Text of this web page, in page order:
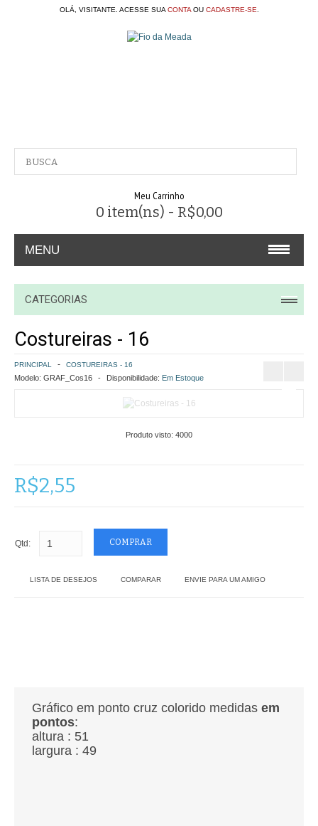
OLÁ, VISITANTE. ACESSE SUA CONTAOU CADASTRE-SE
Meu Carrinho
0 item(ns) - R$0,00
MENU
A EMPRESA
CONTATO
COMO COMPRAR
POLÍTICA DE FRETE GRÁTIS
CONTATO
CATEGORIAS
Costureiras - 16
PRINCIPAL COSTUREIRAS - 16
Modelo: GRAF_Cos16 Disponibilidade: Em Estoque
Produto visto: 4000
R$2,55
Qtd:
LISTA DE DESEJOS COMPARAR ENVIE PARA UM AMIGO
Gráfico em ponto cruz colorido medidas em
pontos:
altura : 51
largura : 49